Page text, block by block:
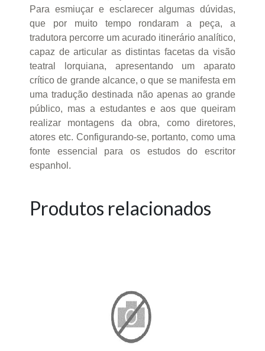
Para esmiuçar e esclarecer algumas dúvidas,
que por muito tempo rondaram a peça, a
tradutora percorre um acurado itinerário analítico,
capaz de articular as distintas facetas da visão
teatral lorquiana, apresentando um aparato
crítico de grande alcance, o que se manifesta em
uma tradução destinada não apenas ao grande
público, mas a estudantes e aos que queiram
realizar montagens da obra, como diretores,
atores etc. Configurando-se, portanto, como uma
fonte essencial para os estudos do escritor
espanhol.
Produtos relacionados